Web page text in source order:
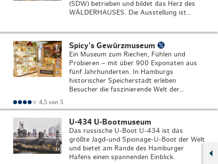
(SDW) betrieben und bildet das Herz des
WÄLDERHAUSES. Die Ausstellung ist…
©
S
pi
c
y
'
s
G
e
w
ü
r
z
m
u
s
e
u
m Spicy's Gewürzmuseum
Ein Museum zum Riechen, Fühlen und
Probieren – mit über 900 Exponaten aus
fünf Jahrhunderten. In Hamburgs
historischer Speicherstadt erleben
Besucher die faszinierende Welt der…
4,5 von 5
©
T
hi
s
I
s
J
uli
a
P
h
o
t
o
g
r
a
p
h
y U-434 U-Bootmuseum
Das russische U-Boot U-434 ist das
größte Jagd-und Spionage-U-Boot der Welt
und bietet am Rande des Hamburger
Hafens einen spannenden Einblick.